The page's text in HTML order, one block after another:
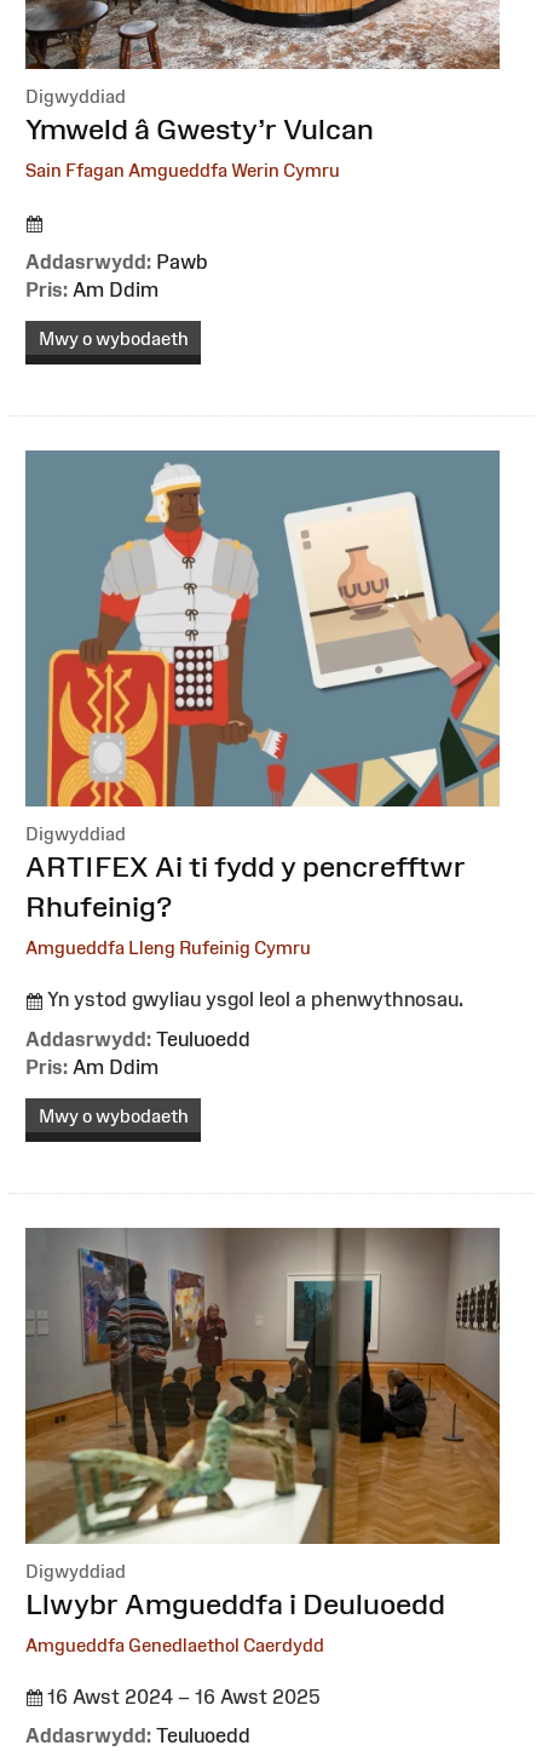
Digwyddiad
:
Ymweld â Gwesty’r Vulcan
Sain Ffagan Amgueddfa Werin Cymru
Addasrwydd: Pawb
Pris: Am Ddim
Mwy o wybodaeth
Digwyddiad
:ARTIFEX Ai ti fydd y pencrefftwr
Rhufeinig?
Amgueddfa Lleng Rufeinig Cymru
Yn ystod gwyliau ysgol leol a phenwythnosau.
Addasrwydd: Teuluoedd
Pris: Am Ddim
Mwy o wybodaeth
Digwyddiad
:Llwybr Amgueddfa i Deuluoedd
Amgueddfa Genedlaethol Caerdydd
16 Awst 2024 – 16 Awst 2025
Addasrwydd: Teuluoedd